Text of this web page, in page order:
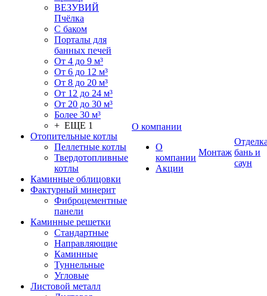
ВЕЗУВИЙ
Пчёлка
С баком
Порталы для
банных печей
От 4 до 9 м³
От 6 до 12 м³
От 8 до 20 м³
От 12 до 24 м³
От 20 до 30 м³
Более 30 м³
+ ЕЩЕ 1
Отопительные котлы
Пеллетные котлы
Твердотопливные
котлы
Каминные облицовки
Фактурный минерит
Фиброцементные
панели
Каминные решетки
Стандартные
Направляющие
Каминные
Туннельные
Угловые
Листовой металл
О компании
О
компании
Акции
Монтаж бань и
саун